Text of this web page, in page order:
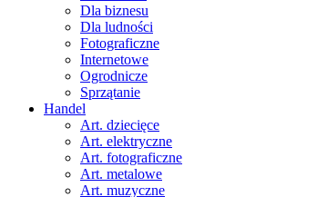
Dla biznesu
Dla ludności
Fotograficzne
Internetowe
Ogrodnicze
Sprzątanie
Handel
Art. dziecięce
Art. elektryczne
Art. fotograficzne
Art. metalowe
Art. muzyczne